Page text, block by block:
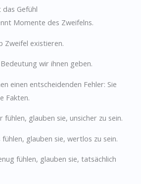
Gefühl
Momente des Zweifelns.
Zweifel existieren.
wir ihnen geben.
einen entscheidenden Fehler: Sie
Fakten.
fühlen, glauben sie, unsicher zu sein.
glauben sie, wertlos zu sein.
fühlen, glauben sie, tatsächlich